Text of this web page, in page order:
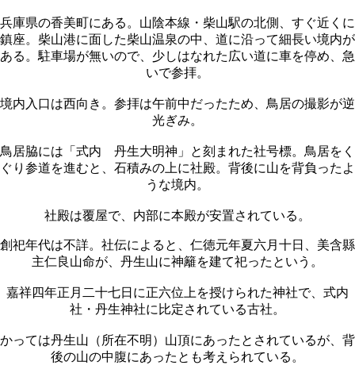
兵庫県の香美町にある。山陰本線・柴山駅の北側、すぐ近くに
鎮座。柴山港に面した柴山温泉の中、道に沿って細長い境内が
ある。駐車場が無いので、少しはなれた広い道に車を停め、急
いで参拝。
境内入口は西向き。参拝は午前中だったため、鳥居の撮影が逆
光ぎみ。
鳥居脇には「式内 丹生大明神」と刻まれた社号標。鳥居をく
ぐり参道を進むと、石積みの上に社殿。背後に山を背負ったよ
うな境内。
社殿は覆屋で、内部に本殿が安置されている。
創祀年代は不詳。社伝によると、仁徳元年夏六月十日、美含縣
主仁良山命が、丹生山に神籬を建て祀ったという。
嘉祥四年正月二十七日に正六位上を授けられた神社で、式内
社・丹生神社に比定されている古社。
かっては丹生山（所在不明）山頂にあったとされているが、背
後の山の中腹にあったとも考えられている。